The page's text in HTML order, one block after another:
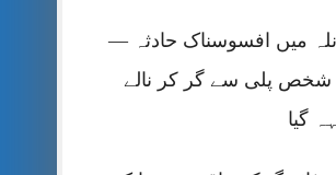
میں افسوسناک حادثہ —
شخص پلی سے گر کر نالے
گیا